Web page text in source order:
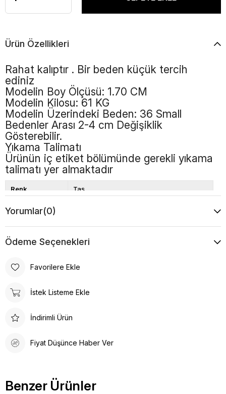
Ürün Özellikleri
Rahat kalıptır . Bir beden küçük tercih
ediniz
Modelin Boy Ölçüsü: 1.70 CM
Modelin Kilosu: 61 KG
Modelin Üzerindeki Beden: 36 Small
Bedenler Arası 2-4 cm Değişiklik
Gösterebilir.
Yıkama Talimatı
Ürünün iç etiket bölümünde gerekli yıkama
talimatı yer almaktadır
Renk Taş
Yorumlar(0)
Ödeme Seçenekleri
Favorilere Ekle
İstek Listeme Ekle
İndirimli Ürün
Fiyat Düşünce Haber Ver
Benzer Ürünler